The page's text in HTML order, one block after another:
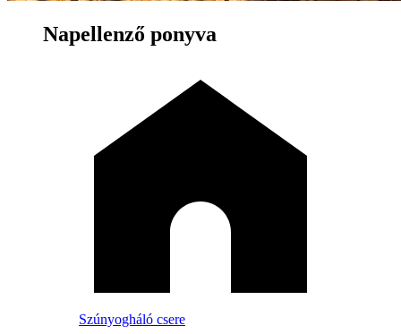
Napellenző ponyva
Szúnyogháló csere